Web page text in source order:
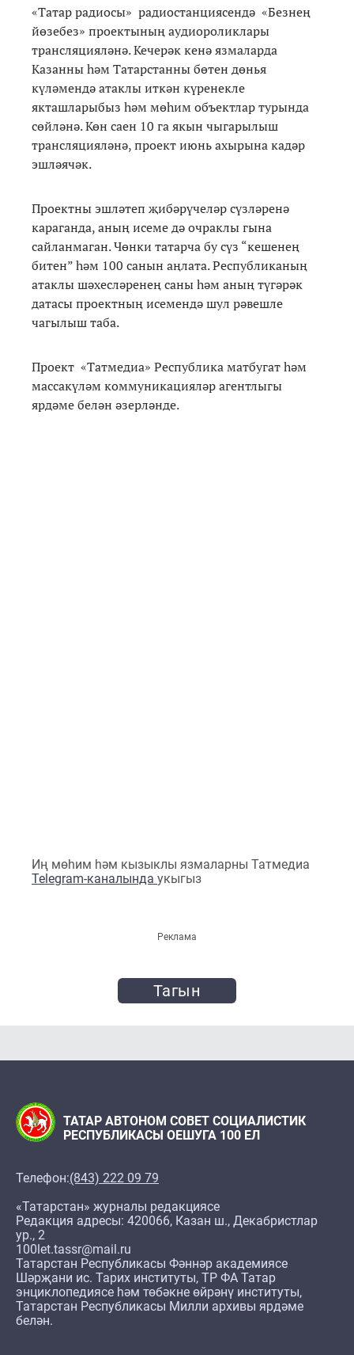
«Татар радиосы» радиостанциясендә «Безнең
йөзебез» проектының аудиороликлары
трансляцияләнә. Кечерәк кенә язмаларда
Казанны һәм Татарстанны бөтен дөнья
күләмендә атаклы иткән күренекле
якташларыбыз һәм мөһим объектлар турында
сөйләнә. Көн саен 10 га якын чыгарылыш
трансляцияләнә, проект июнь ахырына кадәр
эшләячәк.
Проектны эшләтеп җибәрүчеләр сүзләренә
караганда, аның исеме дә очраклы гына
сайланмаган. Чөнки татарча бу сүз “кешенең
битен” һәм 100 санын аңлата. Республиканың
атаклы шәхесләренең саны һәм аның түгәрәк
датасы проектның исемендә шул рәвешле
чагылыш таба.
Проект «Татмедиа» Республика матбугат һәм
массакүләм коммуникацияләр агентлыгы
ярдәме белән әзерләнде.
Иң мөһим һәм кызыклы язмаларны Татмедиа
Telegram-каналында укыгыз
Реклама
Тагын
ТАТАР АВТОНОМ СОВЕТ СОЦИАЛИСТИК
РЕСПУБЛИКАСЫ ОЕШУГА 100 ЕЛ
Телефон:(843) 222 09 79
«Татарстан» журналы редакциясе
Редакция адресы: 420066, Казан ш., Декабристлар
ур., 2
100let.tassr@mail.ru
Татарстан Республикасы Фәннәр академиясе
Шәрҗани ис. Тарих институты, ТР ФА Татар
энциклопедиясе һәм төбәкне өйрәнү институты,
Татарстан Республикасы Милли архивы ярдәме
белән.